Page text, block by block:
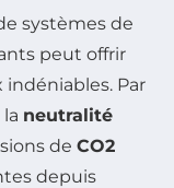
systèmes de
peut offrir
Par
neutralité
de CO2
depuis